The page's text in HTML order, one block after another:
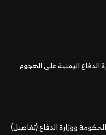
الدفاع اليمنية على الهجوم
ووزارة الدفاع (تفاصيل)